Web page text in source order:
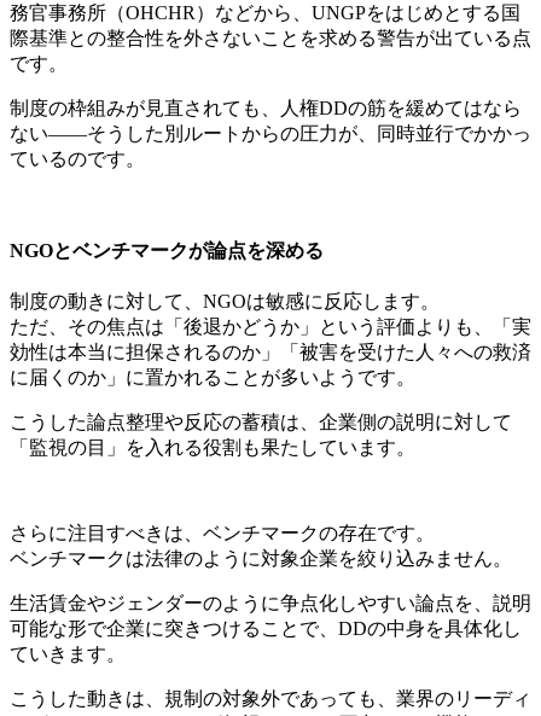
務官事務所（OHCHR）などから、UNGPをはじめとする国
際基準との整合性を外さないことを求める警告が出ている点
です。
制度の枠組みが見直されても、人権DDの筋を緩めてはなら
ない――そうした別ルートからの圧力が、同時並行でかかっ
ているのです。
NGOとベンチマークが論点を深める
制度の動きに対して、NGOは敏感に反応します。
ただ、その焦点は「後退かどうか」という評価よりも、「実
効性は本当に担保されるのか」「被害を受けた人々への救済
に届くのか」に置かれることが多いようです。
こうした論点整理や反応の蓄積は、企業側の説明に対して
「監視の目」を入れる役割も果たしています。
さらに注目すべきは、ベンチマークの存在です。
ベンチマークは法律のように対象企業を絞り込みません。
生活賃金やジェンダーのように争点化しやすい論点を、説明
可能な形で企業に突きつけることで、DDの中身を具体化し
ていきます。
こうした動きは、規制の対象外であっても、業界のリーディ